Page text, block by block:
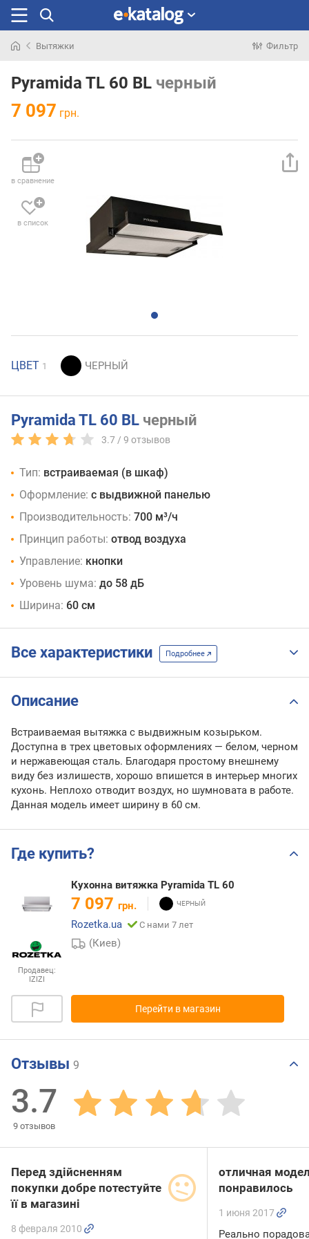
раньше
Вытяжки Фильтр
Pyramida TL 60 BL черный
7 097 грн.
в сравнение
в список
ЦВЕТ 1
Pyramida TL 60 BL черный
3.7 /9 отзывов
Тип: встраиваемая (в шкаф)
Оформление: с выдвижной панелью
Производительность: 700 м³/ч
Принцип работы: отвод воздуха
Управление: кнопки
Уровень шума: до 58 дБ
Ширина: 60 см
Все характеристики Подробнее
Описание
Встраиваемая вытяжка с выдвижным козырьком.
Доступна в трех цветовых оформлениях — белом, черном
и нержавеющая сталь. Благодаря простому внешнему
виду без излишеств, хорошо впишется в интерьер многих
кухонь. Неплохо отводит воздух, но шумновата в работе.
Данная модель имеет ширину в 60 см.
Где купить?
Продавец:
IZIZI
Кухонна витяжка Pyramida TL 60
7 097 грн.
Rozetka.ua
С нами 7 лет
(Киев)
Перейти в магазин
Отзывы 9
3.7
9 отзывов
Перед здійсненням
покупки добре потестуйте
її в магазині
8 февраля 2010
отличная
понравилось
1 июня 2017
Реально